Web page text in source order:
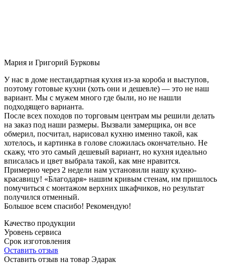
Мария и Григорий Бурковы
У нас в доме нестандартная кухня из-за короба и выступов,
поэтому готовые кухни (хоть они и дешевле) — это не наш
вариант. Мы с мужем много где были, но не нашли
подходящего варианта.
После всех походов по торговым центрам мы решили делать
на заказ под наши размеры. Вызвали замерщика, он все
обмерил, посчитал, нарисовал кухню именно такой, как
хотелось, и картинка в голове сложилась окончательно. Не
скажу, что это самый дешевый вариант, но кухня идеально
вписалась и цвет выбрала такой, как мне нравится.
Примерно через 2 недели нам установили нашу кухню-
красавицу! «Благодаря» нашим кривым стенам, им пришлось
помучиться с монтажом верхних шкафчиков, но результат
получился отменный.
Большое всем спасибо! Рекомендую!
Качество продукции
Уровень сервиса
Срок изготовления
Оставить отзыв
Оставить отзыв на товар Эдарак